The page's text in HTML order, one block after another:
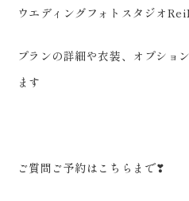
ウエディングフォトスタジオ
プランの詳細や衣装、オプショ
ます
ご質問ご予約はこちらまで❣